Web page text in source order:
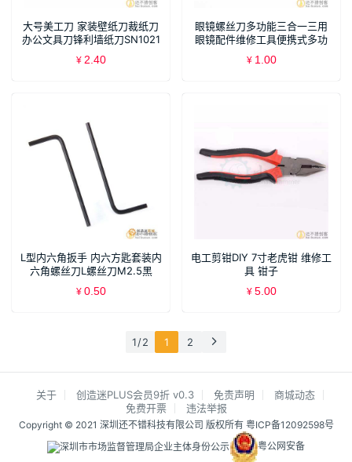
大号美工刀 家装壁纸刀裁纸刀
办公文具刀锋利墙纸刀SN1021
¥ 2.40
眼镜螺丝刀多功能三合一三用
眼镜配件维修工具便携式多功
能螺丝刀T68
¥ 1.00
L型内六角扳手 内六方匙套装内
六角螺丝刀L螺丝刀M2.5黑
SN167
¥ 0.50
电工剪钳DIY 7寸老虎钳 维修工
具 钳子
¥ 5.00
1 / 2 1 2
关于 创造迷PLUS会员9折 v0.3 免责声明
商城动态
免费开票
违法举报
Copyright © 2021 深圳还不错科技有限公司 版权所有 粤ICP备12092598号
粤公网安备